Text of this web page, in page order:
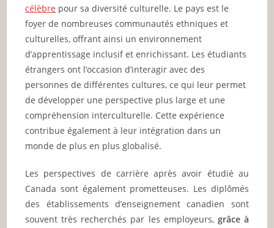
célèbre pour sa diversité culturelle. Le pays est le
foyer de nombreuses communautés ethniques et
culturelles, offrant ainsi un environnement
d’apprentissage inclusif et enrichissant. Les étudiants
étrangers ont l’occasion d’interagir avec des
personnes de différentes cultures, ce qui leur permet
de développer une perspective plus large et une
compréhension interculturelle. Cette expérience
contribue également à leur intégration dans un
monde de plus en plus globalisé.
Les perspectives de carrière après avoir étudié au
Canada sont également prometteuses. Les diplômés
des établissements d’enseignement canadien sont
souvent très recherchés par les employeurs, grâce à